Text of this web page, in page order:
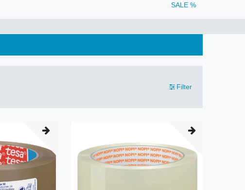
SALE %
Filter